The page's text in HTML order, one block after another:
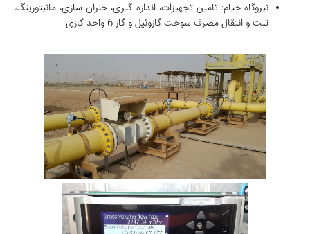
نیروگاه خیام: تامین تجهیزات، اندازه گیری، جبران سازی، مانیتورینگ،
ثبت و انتقال مصرف سوخت گازوئیل و گاز 6 واحد گازی